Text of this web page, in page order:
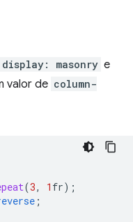
display: masonry e
valor de column-
(3, 1 fr);
;